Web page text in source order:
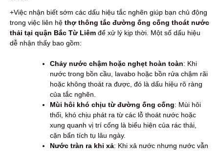
+Việc nhận biết sớm các dấu hiệu tắc nghẽn giúp bạn chủ động
trong việc liên hệ thợ thông tắc đường ống cống thoát nước
thải tại quận Bắc Từ Liêm để xử lý kịp thời. Một số dấu hiệu
dễ nhận thấy bao gồm:
Chảy nước chậm hoặc nghẹt hoàn toàn: Khi
nước trong bồn cầu, lavabo hoặc bồn rửa chậm rãi
hoặc không thoát ra được, đó là dấu hiệu rõ ràng
của tắc nghẽn.
Mùi hôi khó chịu từ đường ống cống: Mùi hôi
thối, khó chịu phát ra từ các lỗ thoát nước hoặc
xung quanh vị trí cống là biểu hiện của rác thải,
cặn bẩn tích tụ lâu ngày.
Nước tràn ra khi xả: Khi xả nước nhưng nước vẫn